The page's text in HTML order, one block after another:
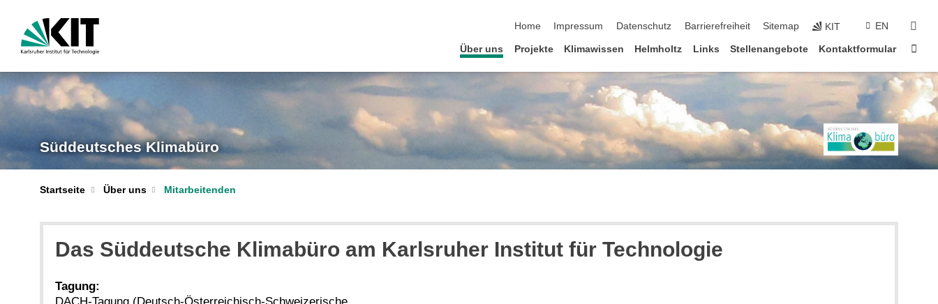
Home
Impressum Datenschutz Barrierefreiheit Sitemap KIT EN
Über uns Projekte Klimawissen Helmholtz Links Stellenangebote Kontaktformular
Süddeutsches Klimabüro
Startseite Über uns Mitarbeitenden
Das Süddeutsche Klimabüro am Karlsruher Institut für Technologie
Tagung: